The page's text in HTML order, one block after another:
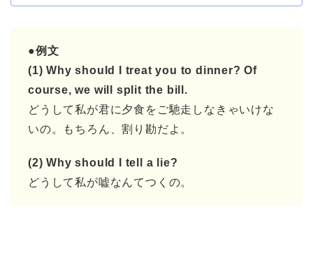
●例文
(1)Why should I treatyou to dinner? Of
course, we will split the bill.
どうして私が君に夕食をご馳走しなきゃいけな
いの。もちろん、割り勘だよ。
(2) Why should I tell a lie?
どうして私が嘘なんてつくの。